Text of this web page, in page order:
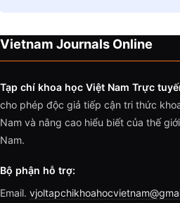
Vietnam Journals Online
Tạp chí khoa học Việt Nam Trực
cho phép độc giả tiếp cận tri thức
Nam và nâng cao hiểu biết của thế
Nam.
Bộ phận hỗ trợ:
Email.